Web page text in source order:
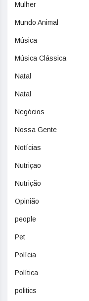
Mulher
Mundo Animal
Música
Música Clássica
Natal
Natal
Negócios
Nossa Gente
Notícias
Nutriçao
Nutrição
Opinião
people
Pet
Polícia
Política
politics